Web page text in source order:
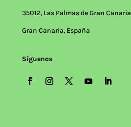
35012, Las Palmas de Gran Canaria
Gran Canaria, España
Síguenos